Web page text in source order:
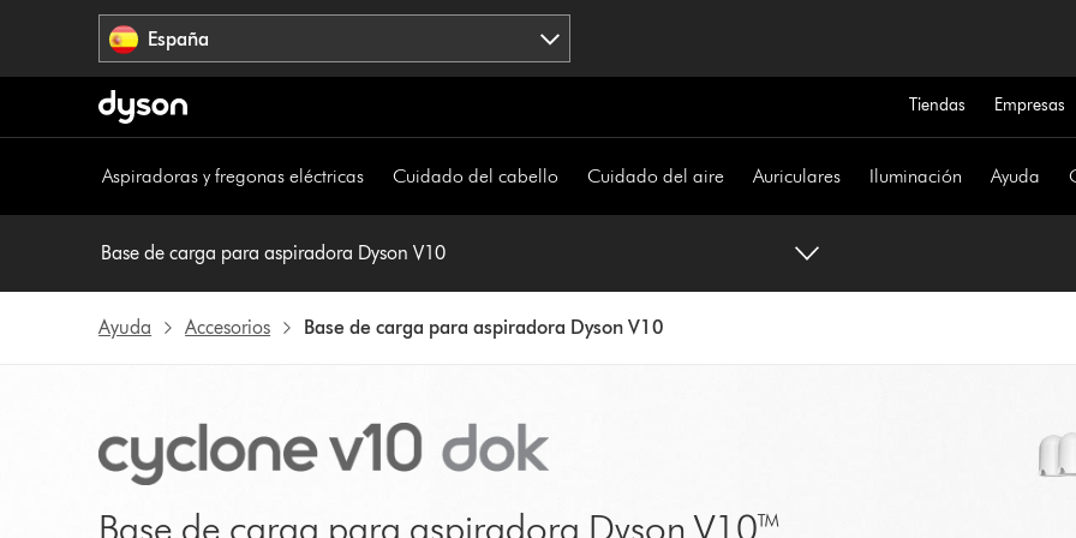
España
Tiendas Empresas
Aspiradoras y fregonas eléctricas Cuidado del cabello Cuidado del aire Auriculares Iluminación Ayuda
Base de carga para aspiradora Dyson V10
Ayuda Accesorios Base de carga para aspiradora Dyson V10
Base de carga para aspiradora Dyson V10™